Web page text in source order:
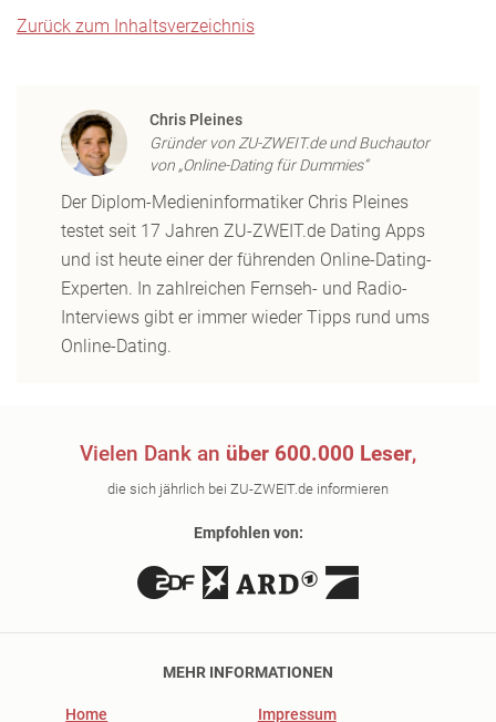
Zurück zum Inhaltsverzeichnis
Chris Pleines
Gründer von ZU-ZWEIT.de und Buchautor
von „Online-Dating für Dummies“
Der Diplom-Medieninformatiker Chris Pleines
testet seit 17 Jahren ZU-ZWEIT.de Dating Apps
und ist heute einer der führenden Online-Dating-
Experten. In zahlreichen Fernseh- und Radio-
Interviews gibt er immer wieder Tipps rund ums
Online-Dating.
Vielen Dank an über 600.000 Leser,
die sich jährlich bei ZU-ZWEIT.de informieren
Empfohlen von:
MEHR INFORMATIONEN
Home Impressum